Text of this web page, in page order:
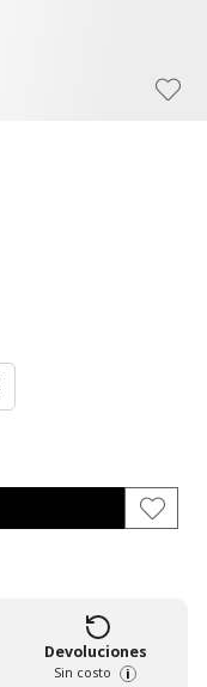
Devoluciones
Sin costo i